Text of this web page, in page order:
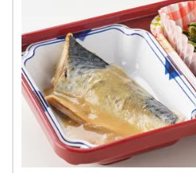
カロリー 443kcal
塩分 1.9g
タンパク質 11.9g
脂質 8.6g
糖質 72.4g